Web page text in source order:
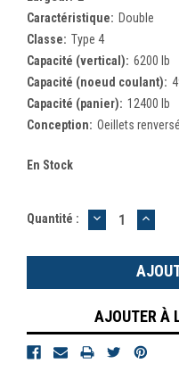
Caractéristique: Double
Classe: Type 4
Capacité (vertical): 6200 lb
Capacité (noeud coulant):
Capacité (panier): 12400 lb
Conception: Oeillets
En Stock
Quantité : DIMINUER
LA
:
LA
:
AJOUTER À